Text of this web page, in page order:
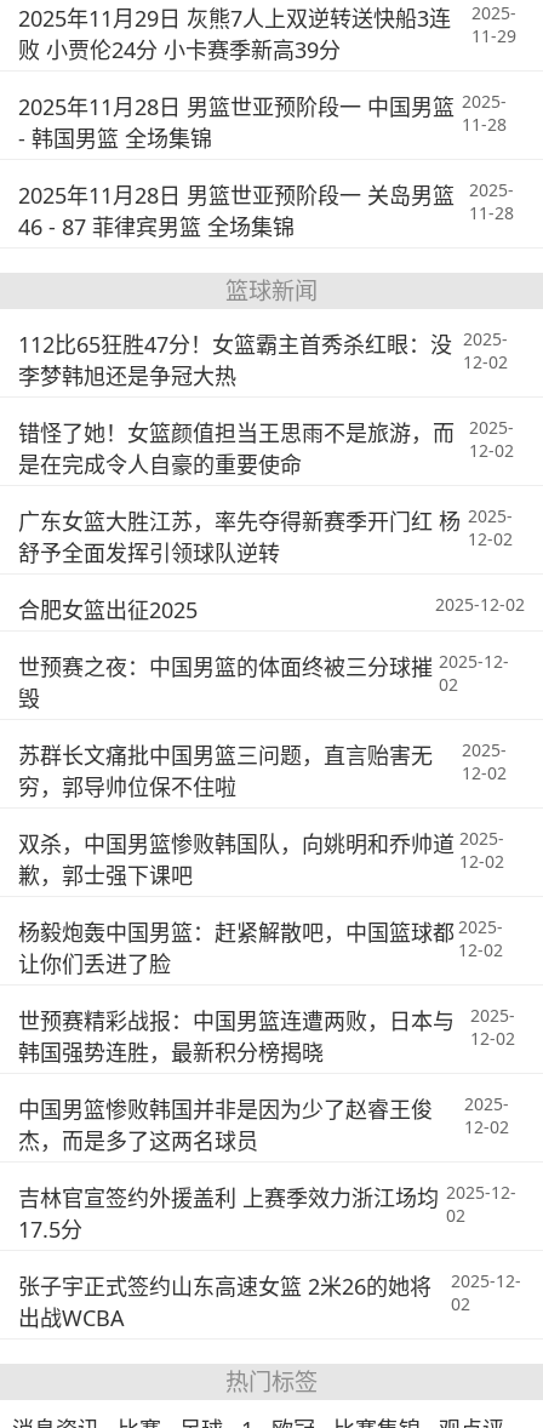
2025年11月29日 灰熊7人上双逆转送快船3连
败 小贾伦24分 小卡赛季新高39分
2025-
11-29
2025年11月28日 男篮世亚预阶段一 中国男篮
- 韩国男篮 全场集锦
2025-
11-28
2025年11月28日 男篮世亚预阶段一 关岛男篮
46 - 87 菲律宾男篮 全场集锦
2025-
11-28
篮球新闻
112比65狂胜47分！女篮霸主首秀杀红眼：没
李梦韩旭还是争冠大热
2025-
12-02
错怪了她！女篮颜值担当王思雨不是旅游，而
是在完成令人自豪的重要使命
2025-
12-02
广东女篮大胜江苏，率先夺得新赛季开门红 杨
舒予全面发挥引领球队逆转
2025-
12-02
合肥女篮出征2025 2025-12-02
世预赛之夜：中国男篮的体面终被三分球摧
毁
2025-12-
02
苏群长文痛批中国男篮三问题，直言贻害无
穷，郭导帅位保不住啦
2025-
12-02
双杀，中国男篮惨败韩国队，向姚明和乔帅道
歉，郭士强下课吧
2025-
12-02
杨毅炮轰中国男篮：赶紧解散吧，中国篮球都
让你们丢进了脸
2025-
12-02
世预赛精彩战报：中国男篮连遭两败，日本与
韩国强势连胜，最新积分榜揭晓
2025-
12-02
中国男篮惨败韩国并非是因为少了赵睿王俊
杰，而是多了这两名球员
2025-
12-02
吉林官宣签约外援盖利 上赛季效力浙江场均
17.5分
2025-12-
02
张子宇正式签约山东高速女篮 2米26的她将
出战WCBA
2025-12-
02
热门标签